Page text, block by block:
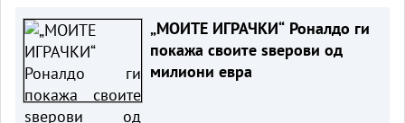
„МОИТЕ ИГРАЧКИ“ Роналдо ги
покажа своите ѕверови од
милиони евра